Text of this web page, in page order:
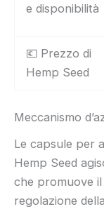
e disponibilità
💶 Prezzo di
Hemp Seed
Meccanismo
Le capsule per
Hemp Seed
che promuove
regolazione